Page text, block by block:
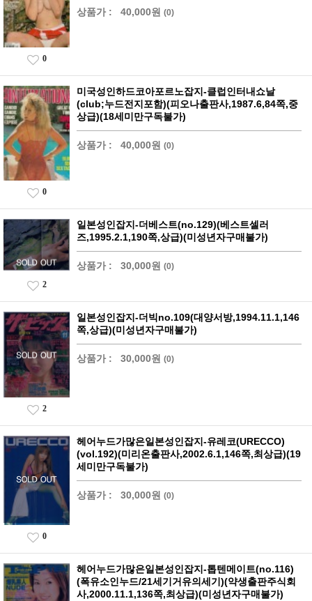
상품가 : 40,000원 (0)
0
미국성인하드코아포르노잡지-클럽인터내쇼날
(club;누드전지포함)(피오나출판사,1987.6,84쪽,중
상급)(18세미만구독불가)
상품가 : 40,000원 (0)
0
일본성인잡지-더베스트(no.129)(베스트셀러
즈,1995.2.1,190쪽,상급)(미성년자구매불가)
상품가 : 30,000원 (0)
2
일본성인잡지-더빅no.109(대양서방,1994.11.1,146
쪽,상급)(미성년자구매불가)
상품가 : 30,000원 (0)
2
헤어누드가많은일본성인잡지-유레코(URECCO)
(vol.192)(미리온출판사,2002.6.1,146쪽,최상급)(19
세미만구독불가)
상품가 : 30,000원 (0)
0
헤어누드가많은일본성인잡지-톱텐메이트(no.116)
(폭유소인누드/21세기거유의세기)(약생출판주식회
사,2000.11.1,136쪽,최상급)(미성년자구매불가)